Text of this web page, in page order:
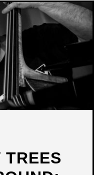
NIEUW
VENSTER
TREES